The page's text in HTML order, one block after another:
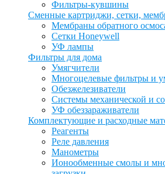
Фильтры-кувшины
Сменные картриджи, сетки,
Мембраны обратного
Сетки Honeywell
УФ лампы
Фильтры для дома
Умягчители
Многоцелевые фильтры и
Обезжелезиватели
Системы механической и
УФ обеззараживатели
Комплектующие и расходные
Реагенты
Реле давления
Манометры
Ионообменные смолы и